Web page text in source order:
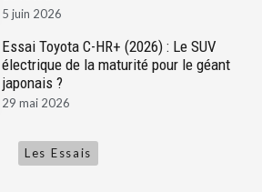
5 juin 2026
Essai Toyota C-HR+ (2026) : Le SUV
électrique de la maturité pour le géant
japonais ?
29 mai 2026
Les Essais